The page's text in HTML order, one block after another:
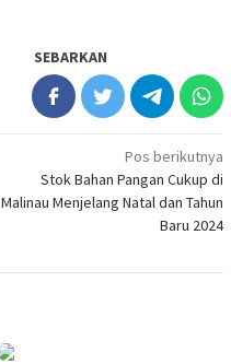
SEBARKAN
Pos berikutnya
Stok Bahan Pangan Cukup di
Malinau Menjelang Natal dan Tahun
Baru 2024